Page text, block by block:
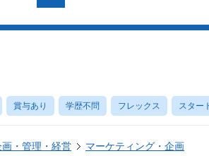
賞与あり 学歴不問 フレックス スター
・管理・経営
マーケティング・企画